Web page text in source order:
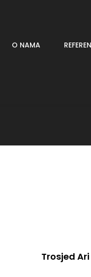
O NAMA
Trosjed Ari